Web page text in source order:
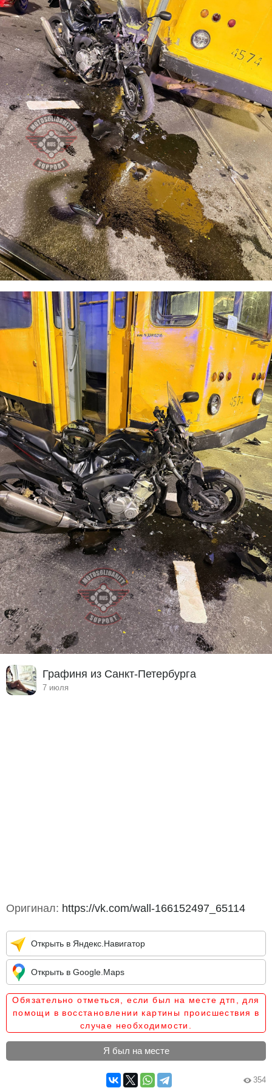
Графиня из Санкт-Петербурга
7 июля
Оригинал: https://vk.com/wall-166152497_65114
Открыть в Яндекс.Навигатор
Открыть в Google.Maps
Обязательно отметься, если был на месте дтп, для
помощи в восстановлении картины происшествия в
случае необходимости.
Я был на месте
354